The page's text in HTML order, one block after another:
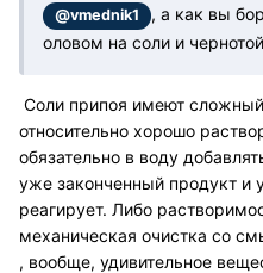
@vmednik1
, а как вы
оловом на соли и
Соли припоя имеют
относительно хорошо
обязательно в воду
уже законченный продукт и
реагирует. Либо
механическая очистка со
, вообще, удивительное